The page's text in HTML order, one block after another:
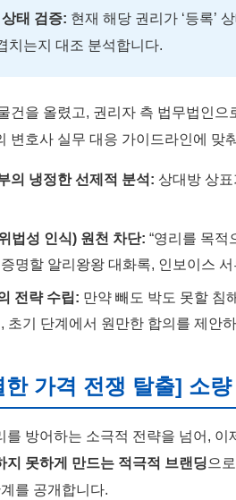
태 검증: 현재 해당 권리가 ‘등록’
치는지 대조 분석합니다.
건을 올렸고, 권리자 측 법무법인
변호사 실무 대응 가이드라인에 맞
의 냉정한 선제적 분석: 상대방 상
법성 인식) 원천 차단: “영리를 목적
증명할 알리왕왕 대화록, 인보이스
전략 수립: 만약 빼도 박도 못할 침
, 초기 단계에서 원만한 합의를 제안
가격 전쟁 탈출] 소
를 방어하는 소극적 전략을 넘어, 이
지 못하게 만드는 적극적 브랜딩으
를 공개합니다.